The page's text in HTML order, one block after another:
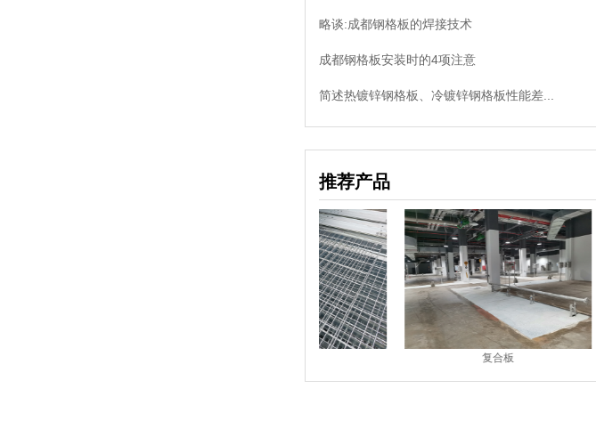
略谈:成都钢格板的焊接技术
成都钢格板安装时的4项注意
简述热镀锌钢格板、冷镀锌钢格板性能差...
推荐产品